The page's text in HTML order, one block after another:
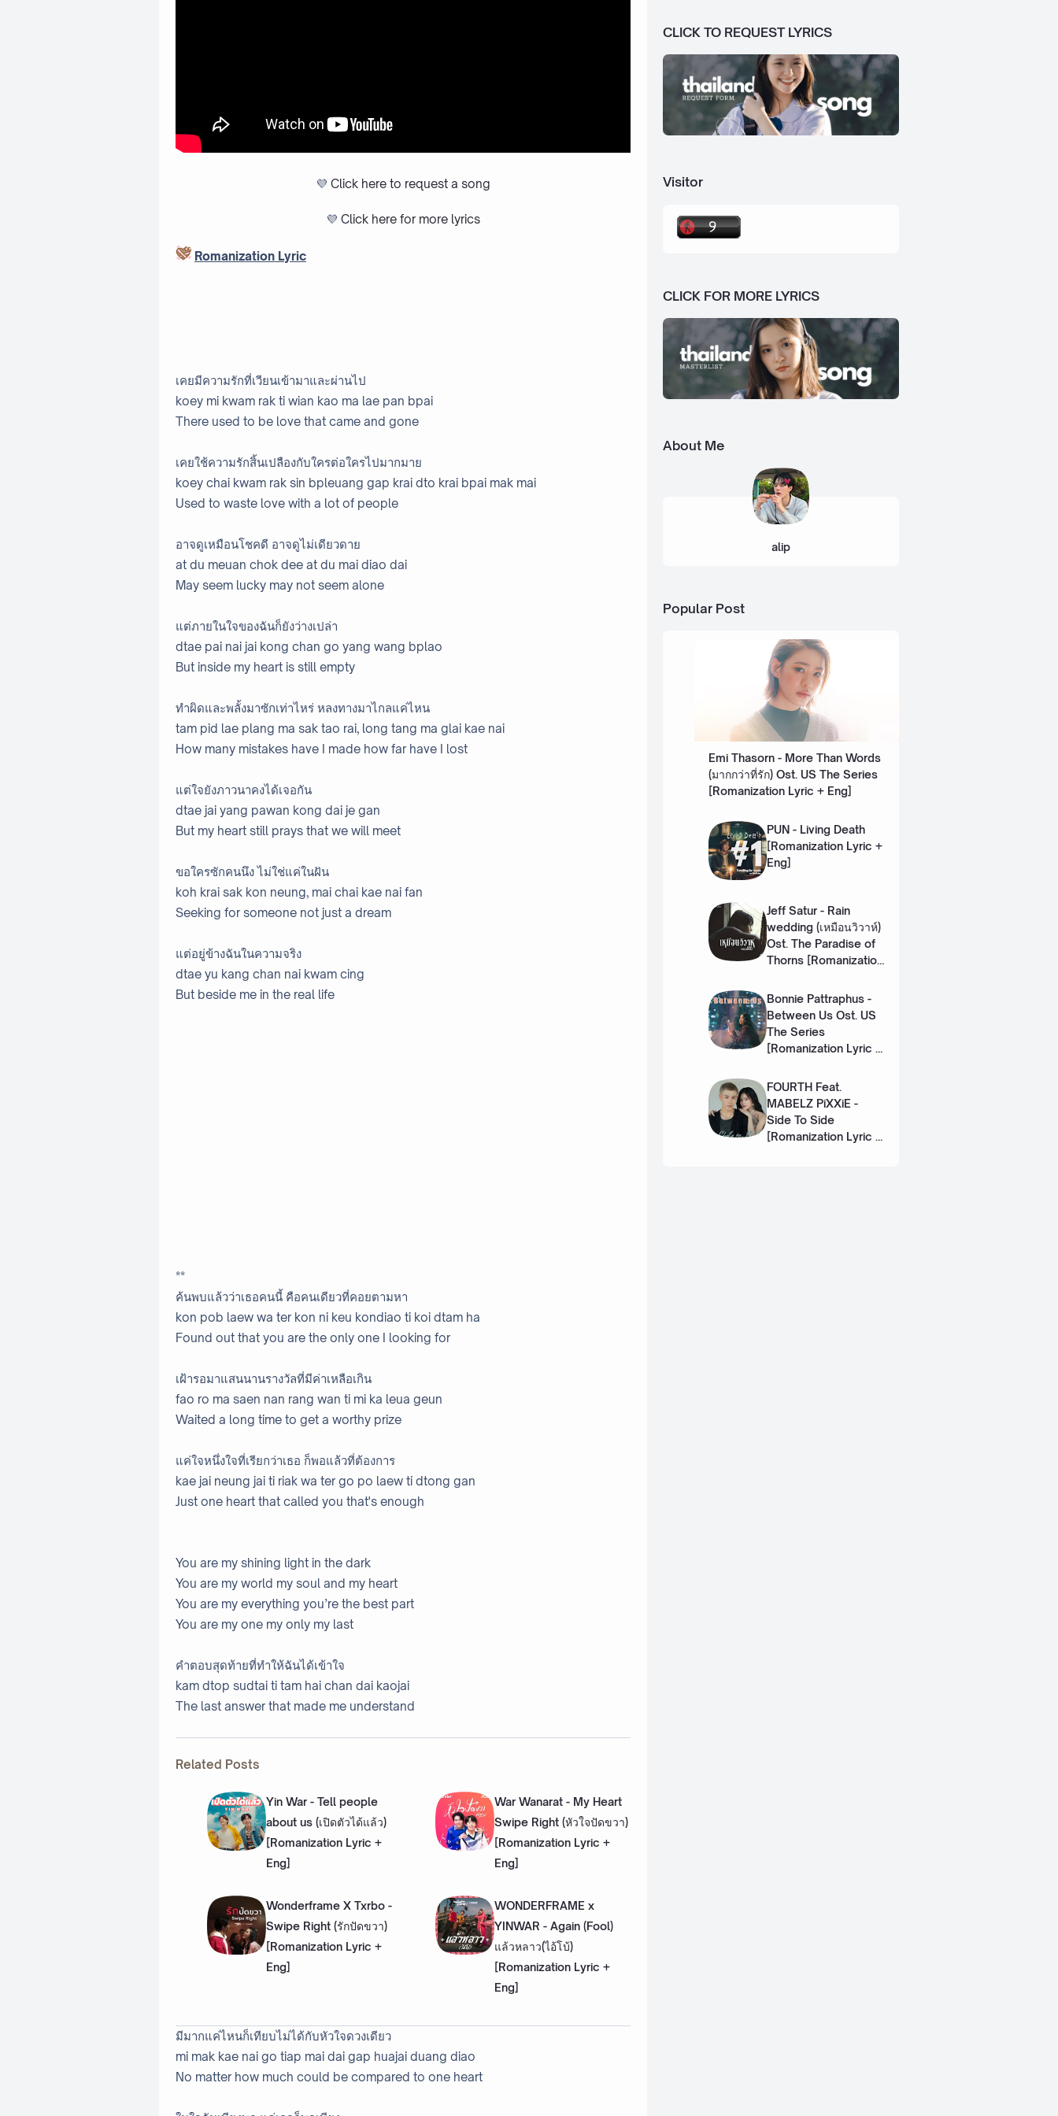
💜 Click here to request a song
💜 Click here for more lyrics
Romanization Lyric
เคยมีความรักที่เวียนเข้ามาและผ่านไป
koey mi kwam rak ti wian kao ma lae pan bpai
There used to be love that came and gone
เคยใช้ความรักสิ้นเปลืองกับใครต่อใครไปมากมาย
koey chai kwam rak sin bpleuang gap krai dto krai bpai mak mai
Used to waste love with a lot of people
อาจดูเหมือนโชคดี อาจดูไม่เดียวดาย
at du meuan chok dee at du mai diao dai
May seem lucky may not seem alone
แต่ภายในใจของฉันก็ยังว่างเปล่า
dtae pai nai jai kong chan go yang wang bplao
But inside my heart is still empty
ทำผิดและพลั้งมาซักเท่าไหร่ หลงทางมาไกลแค่ไหน
tam pid lae plang ma sak tao rai, long tang ma glai kae nai
How many mistakes have I made how far have I lost
แต่ใจยังภาวนาคงได้เจอกัน
dtae jai yang pawan kong dai je gan
But my heart still prays that we will meet
ขอใครซักคนนึง ไม่ใช่แค่ในฝัน
koh krai sak kon neung, mai chai kae nai fan
Seeking for someone not just a dream
แต่อยู่ข้างฉันในความจริง
dtae yu kang chan nai kwam cing
But beside me in the real life
**
ค้นพบแล้วว่าเธอคนนี้ คือคนเดียวที่คอยตามหา
kon pob laew wa ter kon ni keu kondiao ti koi dtam ha
Found out that you are the only one I looking for
เฝ้ารอมาแสนนานรางวัลที่มีค่าเหลือเกิน
fao ro ma saen nan rang wan ti mi ka leua geun
Waited a long time to get a worthy prize
แค่ใจหนึ่งใจที่เรียกว่าเธอ ก็พอแล้วที่ต้องการ
kae jai neung jai ti riak wa ter go po laew ti dtong gan
Just one heart that called you that's enough
You are my shining light in the dark
You are my world my soul and my heart
You are my everything you’re the best part
You are my one my only my last
คำตอบสุดท้ายที่ทำให้ฉันได้เข้าใจ
kam dtop sudtai ti tam hai chan dai kaojai
The last answer that made me understand
Related Posts
Yin War - Tell people
about us (เปิดตัวได้แล้ว)
[Romanization Lyric +
Eng]
War Wanarat - My Heart
Swipe Right (หัวใจปัดขวา)
[Romanization Lyric +
Eng]
Wonderframe X Txrbo -
Swipe Right (รักปัดขวา)
[Romanization Lyric +
Eng]
WONDERFRAME x
YINWAR - Again (Fool)
แล้วหลาว(ไอ้โบ้)
[Romanization Lyric +
Eng]
มีมากแค่ไหนก็เทียบไม่ได้กับหัวใจดวงเดียว
mi mak kae nai go tiap mai dai gap huajai duang diao
No matter how much could be compared to one heart
CLICK TO REQUEST LYRICS
Visitor
CLICK FOR MORE LYRICS
About Me
alip
Popular Post
Emi Thasorn - More Than Words
(มากกว่าที่รัก) Ost. US The Series
[Romanization Lyric + Eng]
PUN - Living Death
[Romanization Lyric +
Eng]
Jeff Satur - Rain
wedding (เหมือนวิวาห์)
Ost. The Paradise of
Thorns [Romanization
Bonnie Pattraphus -
Between Us Ost. US
The Series
[Romanization Lyric +
FOURTH Feat.
MABELZ PiXXiE -
Side To Side
[Romanization Lyric +